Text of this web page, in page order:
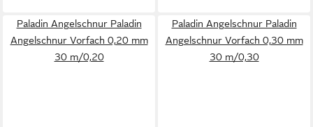
Paladin Angelschnur Paladin
Angelschnur Vorfach 0,20 mm
30 m/0,20
Paladin Angelschnur Paladin
Angelschnur Vorfach 0,30 mm
30 m/0,30